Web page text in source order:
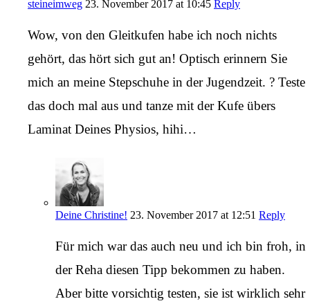
steineimweg 23. November 2017 at 10:45 Reply
Wow, von den Gleitkufen habe ich noch nichts
gehört, das hört sich gut an! Optisch erinnern Sie
mich an meine Stepschuhe in der Jugendzeit. ? Teste
das doch mal aus und tanze mit der Kufe übers
Laminat Deines Physios, hihi…
Deine Christine! 23. November 2017 at 12:51 Reply
Für mich war das auch neu und ich bin froh, in
der Reha diesen Tipp bekommen zu haben.
Aber bitte vorsichtig testen, sie ist wirklich sehr